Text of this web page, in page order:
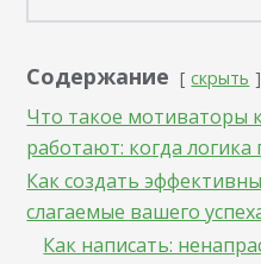
Содержание скрыть
Что такое мотиваторы
работают: когда
Как создать
слагаемые вашего
Как написать: